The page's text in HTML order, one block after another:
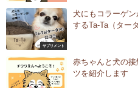
サプリメント
犬にもコラーゲ
するTa-Ta（ター
赤ちゃんと犬の
ツを紹介します